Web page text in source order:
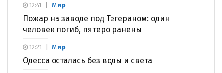
Мир
Пожар на заводе под Тегераном: один
человек погиб, пятеро ранены
12:41
Мир
Одесса осталась без воды и света
12:21